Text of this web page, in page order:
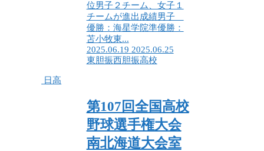
位男子２チーム、女子１
チームが進出成績男子
優勝：海星学院準優勝：
苫小牧東...
2025.06.19 2025.06.25
東胆振西胆振高校
日高
第107回全国高校
野球選手権大会
南北海道大会室